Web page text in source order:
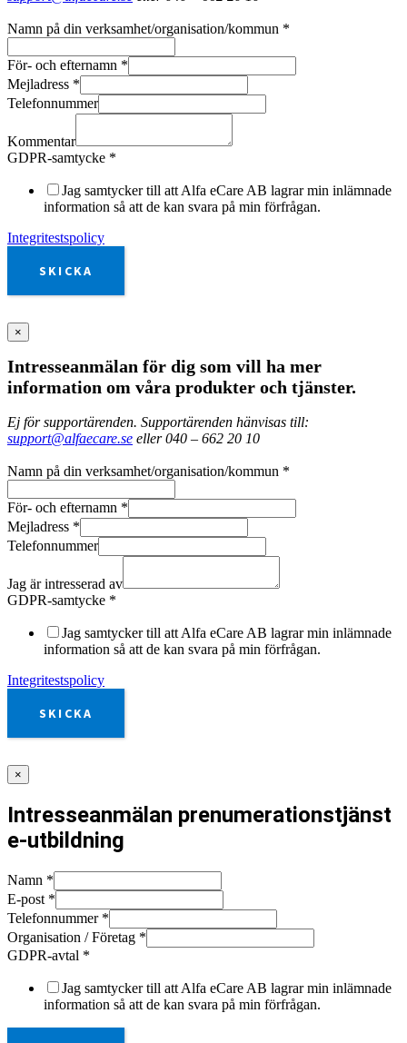
Namn på din verksamhet/organisation/kommun *
För- och efternamn *
Mejladress *
Telefonnummer
Kommentar
GDPR-samtycke *
Jag samtycker till att Alfa eCare AB lagrar min inlämnade
information så att de kan svara på min förfrågan.
Integritestspolicy
SKICKA
×
Intresseanmälan för dig som vill ha mer
information om våra produkter och tjänster.
Ej för supportärenden. Supportärenden hänvisas till:
support@alfaecare.se eller 040 – 662 20 10
Namn på din verksamhet/organisation/kommun *
För- och efternamn *
Mejladress *
Telefonnummer
Jag är intresserad av
GDPR-samtycke *
Jag samtycker till att Alfa eCare AB lagrar min inlämnade
information så att de kan svara på min förfrågan.
Integritestspolicy
SKICKA
×
Intresseanmälan prenumerationstjänst
e-utbildning
Namn *
E-post *
Telefonnummer *
Organisation / Företag *
GDPR-avtal *
Jag samtycker till att Alfa eCare AB lagrar min inlämnade
information så att de kan svara på min förfrågan.